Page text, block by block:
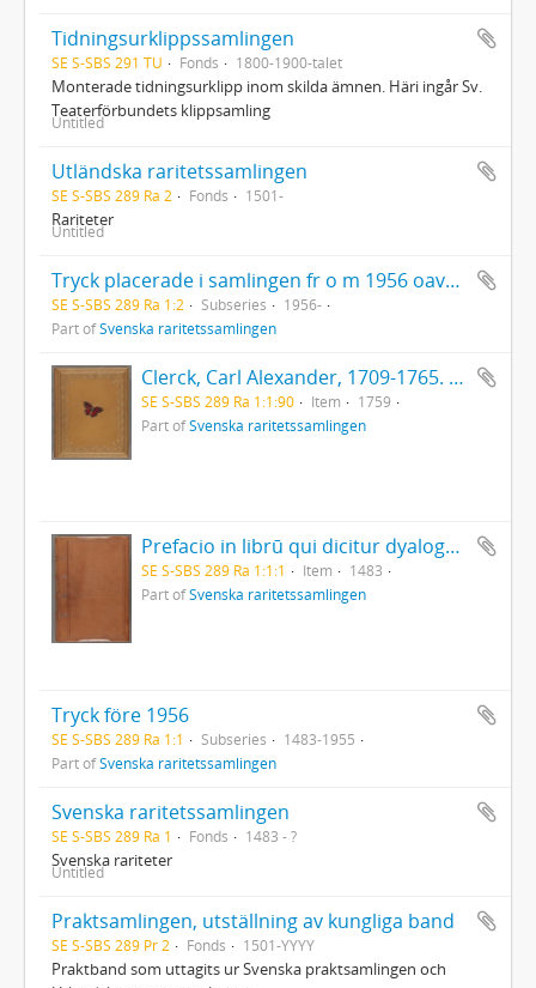
Tidningsurklippssamlingen
SE S-SBS 291 TU Fonds 1800-1900-talet
Monterade tidningsurklipp inom skilda ämnen. Häri ingår Sv.
Teaterförbundets klippsamling
Untitled
Utländska raritetssamlingen
SE S-SBS 289 Ra 2 Fonds 1501-
Rariteter
Untitled
Tryck placerade i samlingen fr o m 1956 oavsett tryckår
SE S-SBS 289 Ra 1:2 Subseries
1956-
Part ofSvenska raritetssamlingen
Clerck, Carl Alexander, 1709-1765. - Icones insectorum rariorum. (Pl.titelbl.) Stockholm. 1-2. 1759-65. [Del 1], Caroli Clerck reg: soc: scient: Upsal: membr: Icones insectorum rariorum cum nominibus eorum trivialibus, locisqve e C: Linnæi ... Syst: nat: allegatis Holmiæ 1759.. - 1759
SE S-SBS 289 Ra 1:1:90 Item
1759
Part ofSvenska raritetssamlingen
Prefacio in librū qui dicitur dyalogus creaturar[um] moralizatus omni materie morali iocundo et edificatiuo modo applicabilis. - 1483
SE S-SBS 289 Ra 1:1:1 Item
1483
Part ofSvenska raritetssamlingen
Tryck före 1956
SE S-SBS 289 Ra 1:1 Subseries
1483-1955
Part ofSvenska raritetssamlingen
Svenska raritetssamlingen
SE S-SBS 289 Ra 1 Fonds 1483 - ?
Svenska rariteter
Untitled
Praktsamlingen, utställning av kungliga band
SE S-SBS 289 Pr 2 Fonds 1501-YYYY
Praktband som uttagits ur Svenska praktsamlingen och